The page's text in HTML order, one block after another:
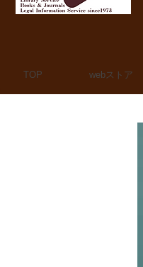
TOP webストア